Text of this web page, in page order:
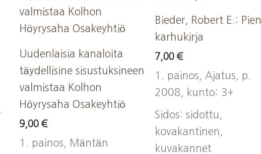
Uudenlaisia kanaloita
täydellisine sisustuksineen
valmistaa Kolhon
Höyrysaha Osakeyhtiö
9,00 €
1. painos, Mäntän
Bieder, Robert E.:
karhukirja
7,00 €
1. painos, Ajatus, p.
2008, kunto: 3+
Sidos: sidottu,
kovakantinen,
kuvakannet